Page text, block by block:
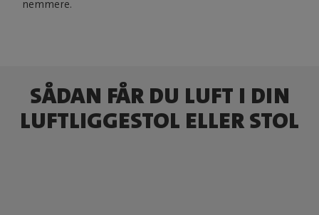
nemmere.
SÅDAN FÅR DU LUFT I DIN
LUFTLIGGESTOL ELLER STOL